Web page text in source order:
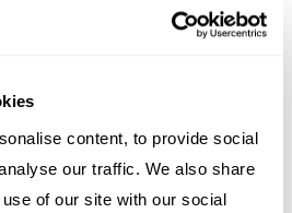
content, to provide social
our traffic. We also share
of our site with our social
ein
Test zur Persönlichkeits-
Ziel des SDI-Workshops
Fremdverständnis zu